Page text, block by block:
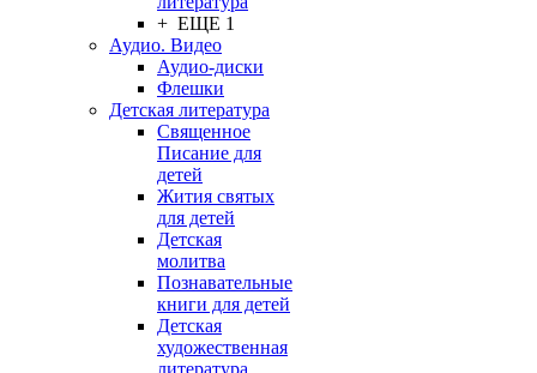
+ ЕЩЕ 1
Аудио. Видео
Аудио-диски
Флешки
Детская литература
Священное
Писание для
детей
Жития святых
для детей
Детская
молитва
Познавательные
книги для детей
Детская
художественная
литература